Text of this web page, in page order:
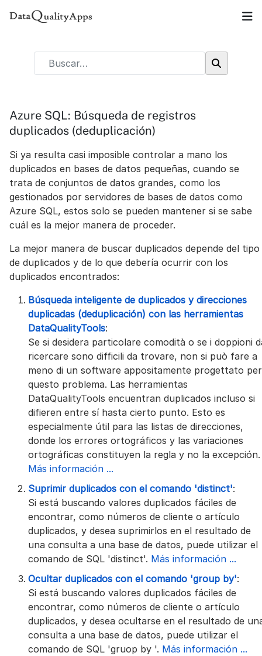
Azure SQL: Búsqueda de registros
duplicados (deduplicación)
Si ya resulta casi imposible controlar a mano los
duplicados en bases de datos pequeñas, cuando se
trata de conjuntos de datos grandes, como los
gestionados por servidores de bases de datos como
Azure SQL, estos solo se pueden mantener si se sabe
cuál es la mejor manera de proceder.
La mejor manera de buscar duplicados depende del tipo
de duplicados y de lo que debería ocurrir con los
duplicados encontrados:
Búsqueda inteligente de duplicados y direcciones
duplicadas (deduplicación) con las herramientas
DataQualityTools:
Se si desidera particolare comodità o se i doppioni
ricercare sono difficili da trovare, non si può fare a
meno di un software appositamente progettato per
questo problema. Las herramientas
DataQualityTools encuentran duplicados incluso si
difieren entre sí hasta cierto punto. Esto es
especialmente útil para las listas de direcciones,
donde los errores ortográficos y las variaciones
ortográficas constituyen la regla y no la excepción.
Más información ...
Suprimir duplicados con el comando 'distinct':
Si está buscando valores duplicados fáciles de
encontrar, como números de cliente o artículo
duplicados, y desea suprimirlos en el resultado de
una consulta a una base de datos, puede utilizar el
comando de SQL 'distinct'. Más información ...
Ocultar duplicados con el comando 'group by':
Si está buscando valores duplicados fáciles de
encontrar, como números de cliente o artículo
duplicados, y desea ocultarse en el resultado de
consulta a una base de datos, puede utilizar el
comando de SQL 'gruop by '. Más información ...